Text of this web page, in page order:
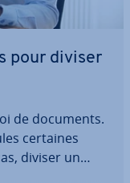
pour diviser
de documents.
certaines
diviser un